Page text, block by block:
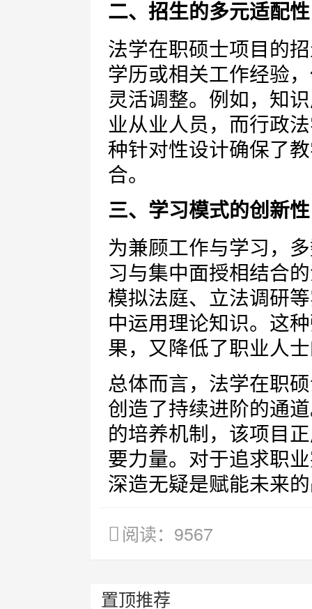
二、招生的多元适配性
法学在职硕士项目的
学历或相关工作经验
灵活调整。例如，知
业从业人员，而行政
种针对性设计确保了
合。
三、学习模式的创新性
为兼顾工作与学习，
习与集中面授相结合
模拟法庭、立法调研
中运用理论知识。这
果，又降低了职业人
总体而言，法学在职
创造了持续进阶的通
的培养机制，该项目
要力量。对于追求职
深造无疑是赋能未来
阅读：9567
置顶推荐